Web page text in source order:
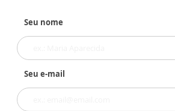
Seu nome
Seu e-mail